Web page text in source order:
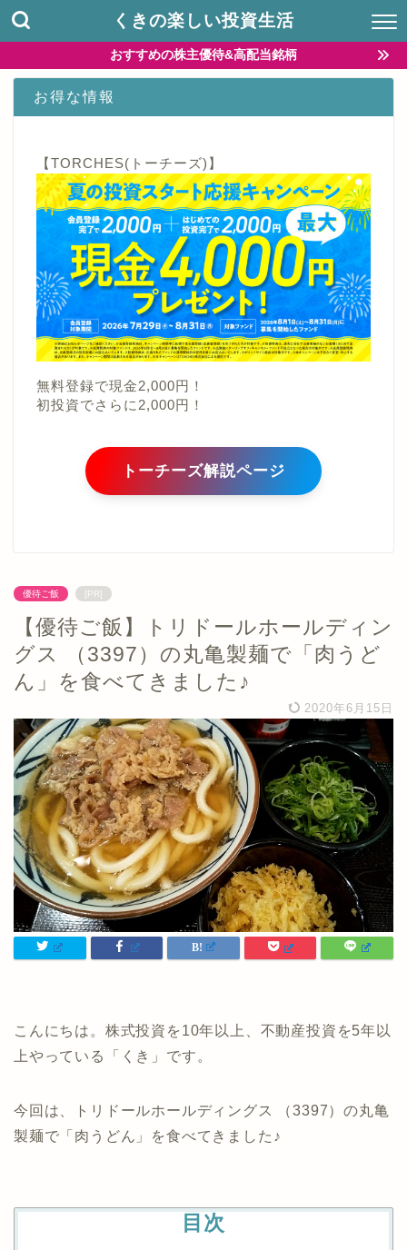
くきの楽しい投資生活
おすすめの株主優待&高配当銘柄
お得な情報
【TORCHES(トーチーズ)】
無料登録で現金2,000円！
初投資でさらに2,000円！
トーチーズ解説ページ
優待ご飯 [PR]
【優待ご飯】トリドールホールディン
グス （3397）の丸亀製麺で「肉うど
ん」を食べてきました♪
2020年6月15日
こんにちは。株式投資を10年以上、不動産投資を5年以
上やっている「くき」です。
今回は、トリドールホールディングス （3397）の丸亀
製麺で「肉うどん」を食べてきました♪
目次